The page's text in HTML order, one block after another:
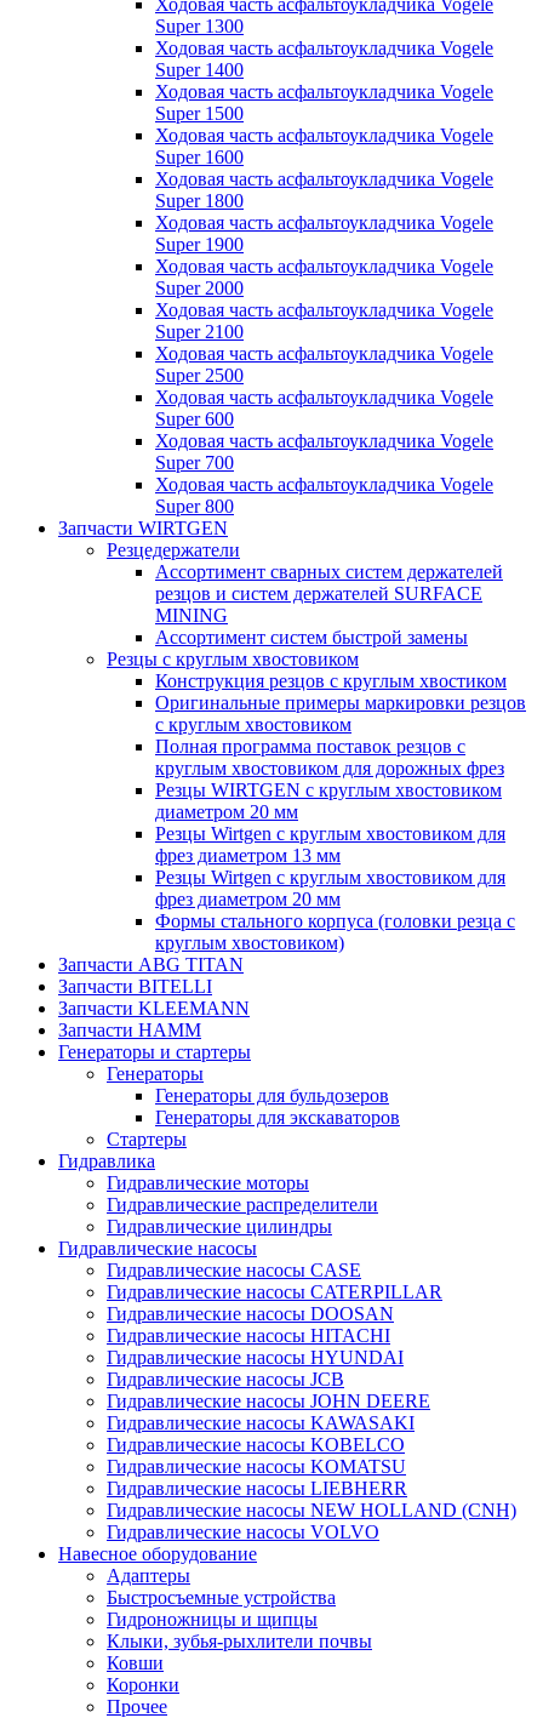
Ходовая часть асфальтоукладчика Vogele
Super 1300
Ходовая часть асфальтоукладчика Vogele
Super 1400
Ходовая часть асфальтоукладчика Vogele
Super 1500
Ходовая часть асфальтоукладчика Vogele
Super 1600
Ходовая часть асфальтоукладчика Vogele
Super 1800
Ходовая часть асфальтоукладчика Vogele
Super 1900
Ходовая часть асфальтоукладчика Vogele
Super 2000
Ходовая часть асфальтоукладчика Vogele
Super 2100
Ходовая часть асфальтоукладчика Vogele
Super 2500
Ходовая часть асфальтоукладчика Vogele
Super 600
Ходовая часть асфальтоукладчика Vogele
Super 700
Ходовая часть асфальтоукладчика Vogele
Super 800
Запчасти WIRTGEN
Резцедержатели
Ассортимент сварных систем держателей
резцов и систем держателей SURFACE
MINING
Ассортимент систем быстрой замены
Резцы с круглым хвостовиком
Конструкция резцов с круглым хвостиком
Оригинальные примеры маркировки резцов
с круглым хвостовиком
Полная программа поставок резцов с
круглым хвостовиком для дорожных фрез
Резцы WIRTGEN с круглым хвостовиком
диаметром 20 мм
Резцы Wirtgen с круглым хвостовиком для
фрез диаметром 13 мм
Резцы Wirtgen с круглым хвостовиком для
фрез диаметром 20 мм
Формы стального корпуса (головки резца с
круглым хвостовиком)
Запчасти ABG TITAN
Запчасти BITELLI
Запчасти KLEEMANN
Запчасти HAMM
Генераторы и стартеры
Генераторы
Генераторы для бульдозеров
Генераторы для экскаваторов
Стартеры
Гидравлика
Гидравлические моторы
Гидравлические распределители
Гидравлические цилиндры
Гидравлические насосы
Гидравлические насосы CASE
Гидравлические насосы CATERPILLAR
Гидравлические насосы DOOSAN
Гидравлические насосы HITACHI
Гидравлические насосы HYUNDAI
Гидравлические насосы JCB
Гидравлические насосы JOHN DEERE
Гидравлические насосы KAWASAKI
Гидравлические насосы KOBELCO
Гидравлические насосы KOMATSU
Гидравлические насосы LIEBHERR
Гидравлические насосы NEW HOLLAND (CNH)
Гидравлические насосы VOLVO
Навесное оборудование
Адаптеры
Быстросъемные устройства
Гидроножницы и щипцы
Клыки, зубья-рыхлители почвы
Ковши
Коронки
Прочее